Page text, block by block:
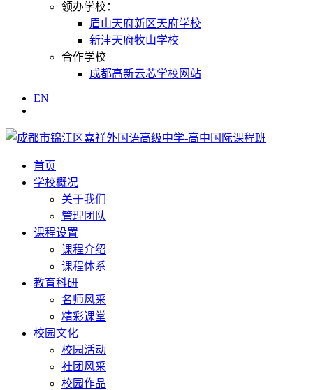
领办学校：
眉山天府新区天府学校
新津天府牧山学校
合作学校
成都高新云芯学校网站
EN
首页
学校概况
关于我们
管理团队
课程设置
课程介绍
课程体系
教育科研
名师风采
精彩课堂
校园文化
校园活动
社团风采
校园作品